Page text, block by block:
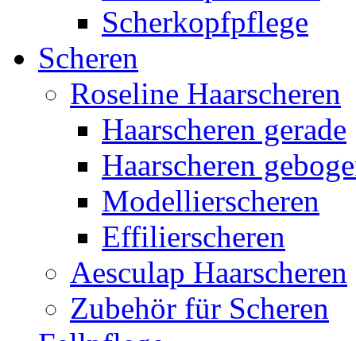
Scherkopfpflege
Scheren
Roseline Haarscheren
Haarscheren gerade
Haarscheren
Modellierscheren
Effilierscheren
Aesculap Haarscheren
Zubehör für Scheren